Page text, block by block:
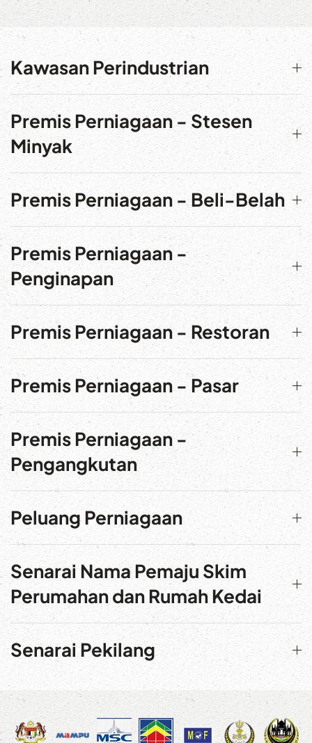
Kawasan Perindustrian
Premis Perniagaan - Stesen
Minyak
Premis Perniagaan - Beli-Belah
Premis Perniagaan -
Penginapan
Premis Perniagaan - Restoran
Premis Perniagaan - Pasar
Premis Perniagaan -
Pengangkutan
Peluang Perniagaan
Senarai Nama Pemaju Skim
Perumahan dan Rumah Kedai
Senarai Pekilang